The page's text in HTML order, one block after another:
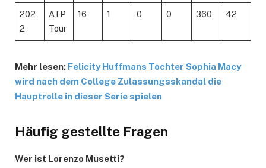
202
2
ATP
Tour
16 1 0 0 360 42
Mehr lesen: Felicity Huffmans Tochter Sophia Macy
wird nach dem College Zulassungsskandal die
Hauptrolle in dieser Serie spielen
Häufig gestellte Fragen
Wer ist Lorenzo Musetti?